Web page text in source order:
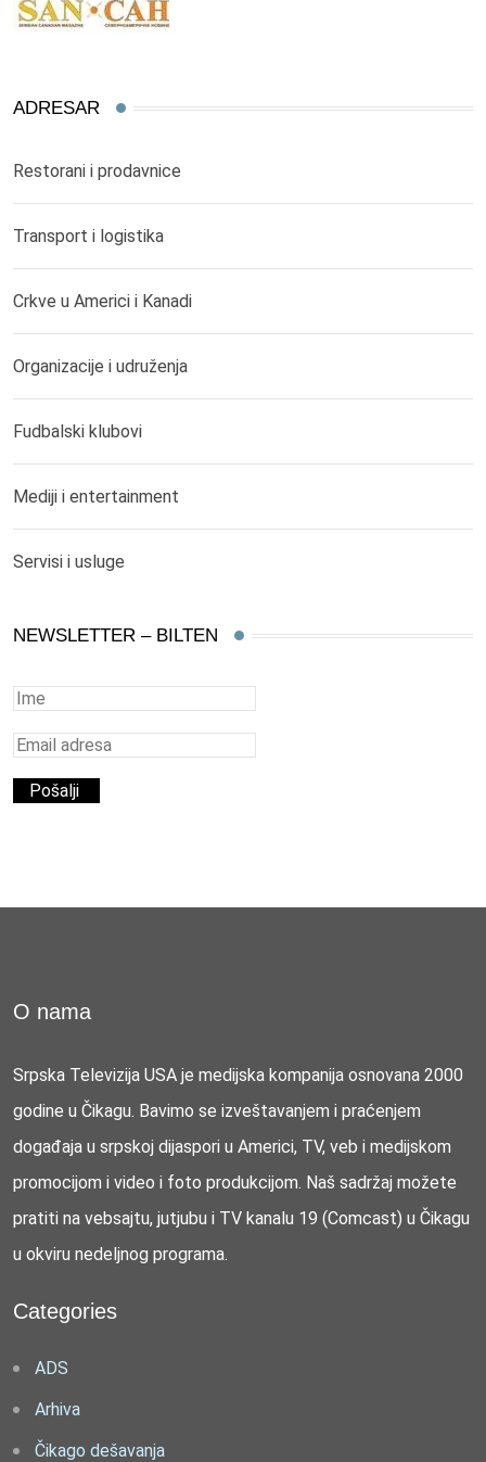
ADRESAR
Restorani i prodavnice
Transport i logistika
Crkve u Americi i Kanadi
Organizacije i udruženja
Fudbalski klubovi
Mediji i entertainment
Servisi i usluge
NEWSLETTER – BILTEN
O nama
Srpska Televizija USA je medijska kompanija osnovana 2000
godine u Čikagu. Bavimo se izveštavanjem i praćenjem
događaja u srpskoj dijaspori u Americi, TV, veb i medijskom
promocijom i video i foto produkcijom. Naš sadržaj možete
pratiti na vebsajtu, jutjubu i TV kanalu 19 (Comcast) u Čikagu
u okviru nedeljnog programa.
Categories
ADS
Arhiva
Čikago dešavanja